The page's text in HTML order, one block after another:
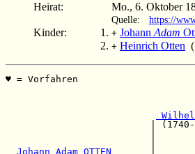
Heirat:
Mo., 6. Oktober
Quelle: https://
Kinder: + Johann Adam
+ Heinrich Otten
♥ = Vorfahren
Johann Adam OTTEN